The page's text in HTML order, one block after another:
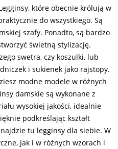
które obecnie królują w
do wszystkiego. Są
szafy. Ponadto, są bardzo
świetną stylizację.
swetra, czy koszulki, lub
i sukienek jako rajstopy.
modne modele w różnych
damskie są wykonane z
wysokiej jakości, idealnie
podkreślając kształt
tu legginsy dla siebie. W
jak i w różnych wzorach i